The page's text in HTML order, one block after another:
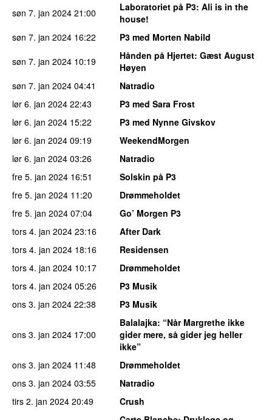
søn 7. jan 2024 21:00 Laboratoriet på P3: Ali is in the
house!
søn 7. jan 2024 16:22
P3 med Morten Nabild
søn 7. jan 2024 10:19 Hånden på Hjertet: Gæst August
Høyen
søn 7. jan 2024 04:41
Natradio
lør 6. jan 2024 22:43
P3 med Sara Frost
lør 6. jan 2024 15:22
P3 med Nynne Givskov
lør 6. jan 2024 09:19
WeekendMorgen
lør 6. jan 2024 03:26
Natradio
fre 5. jan 2024 16:51
Solskin på P3
fre 5. jan 2024 11:20
Drømmeholdet
fre 5. jan 2024 07:04
Go’ Morgen P3
tors 4. jan 2024 23:16
After Dark
tors 4. jan 2024 18:16
Residensen
tors 4. jan 2024 10:17
Drømmeholdet
tors 4. jan 2024 05:26
P3 Musik
ons 3. jan 2024 22:38 P3 Musik
ons 3. jan 2024 17:00
Balalajka: “Når Margrethe ikke
gider mere, så gider jeg heller
ikke”
ons 3. jan 2024 11:48
Drømmeholdet
ons 3. jan 2024 03:55
Natradio
tirs 2. jan 2024 20:49
Crush